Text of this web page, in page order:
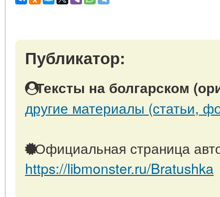
Публикатор:
Тексты на болгарском
другие материалы (статьи,
Официальная страница
https://libmonster.ru/Bratushka